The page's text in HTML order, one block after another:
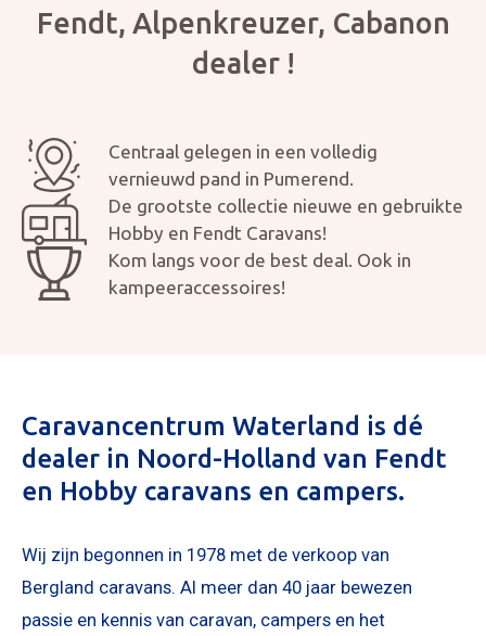
Fendt, Alpenkreuzer, Cabanon
dealer !
Centraal gelegen in een volledig
vernieuwd pand in Pumerend.
De grootste collectie nieuwe en gebruikte
Hobby en Fendt Caravans!
Kom langs voor de best deal. Ook in
kampeeraccessoires!
Caravancentrum Waterland is dé
dealer in Noord-Holland van Fendt
en Hobby caravans en campers.
Wij zijn begonnen in 1978 met de verkoop van
Bergland caravans. Al meer dan 40 jaar bewezen
passie en kennis van caravan, campers en het